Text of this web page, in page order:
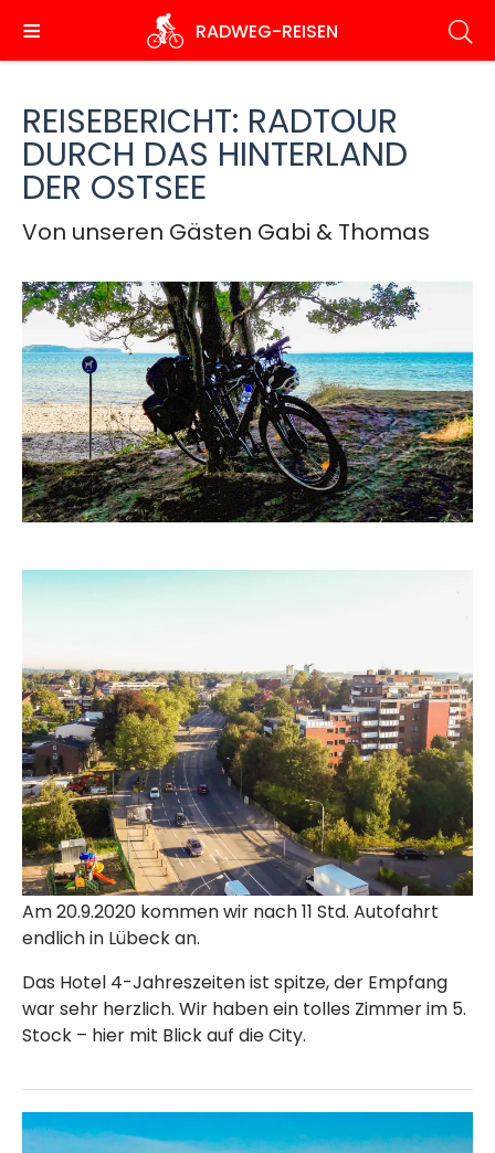
zum
Inhalt
RADWEG-REISEN
REISEBERICHT: RADTOUR
DURCH DAS HINTERLAND
DER OSTSEE
Von unseren Gästen Gabi & Thomas
Am 20.9.2020 kommen wir nach 11 Std. Autofahrt
endlich in Lübeck an.
Das Hotel 4-Jahreszeiten ist spitze, der Empfang
war sehr herzlich. Wir haben ein tolles Zimmer im 5.
Stock – hier mit Blick auf die City.